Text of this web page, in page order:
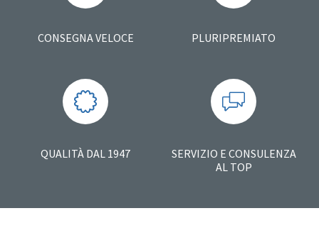
CONSEGNA VELOCE PLURIPREMIATO
QUALITÀ DAL 1947
SERVIZIO E CONSULENZA
AL TOP